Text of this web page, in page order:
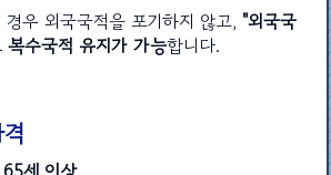
경우 외국국적을 포기하지 않고, "외국국
복수국적 유지가 가능합니다.